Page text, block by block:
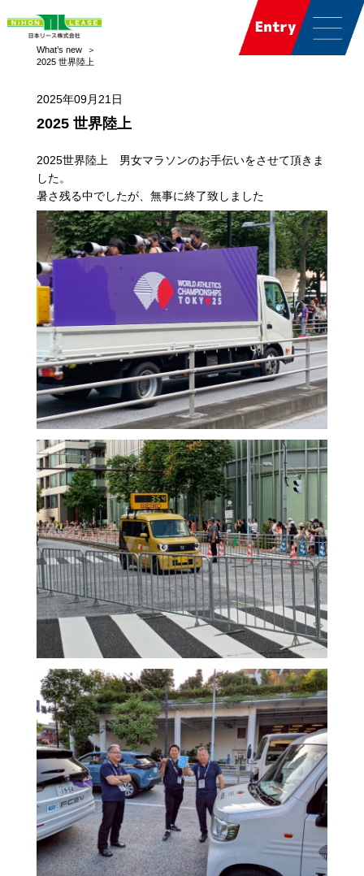
What’s new
2025 世界陸上
2025年09月21日
2025 世界陸上
2025世界陸上 男女マラソンのお手伝いをさせて頂きま
した。
暑さ残る中でしたが、無事に終了致しました